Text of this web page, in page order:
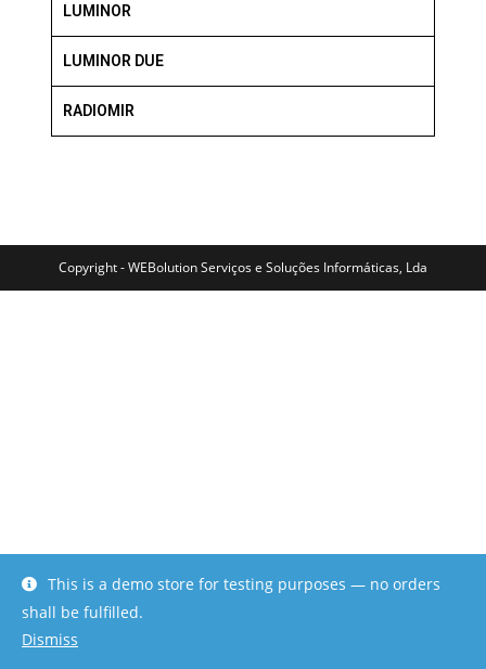
LUMINOR
LUMINOR DUE
RADIOMIR
Copyright - WEBolution Serviços e Soluções Informáticas, Lda
This is a demo store for testing purposes — no orders
shall be fulfilled.
Dismiss